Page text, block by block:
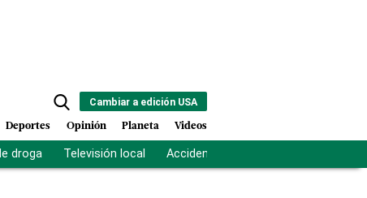
Cambiar a edición USA
Deportes Opinión Planeta Videos
droga Televisión local Accidente Los Ríos